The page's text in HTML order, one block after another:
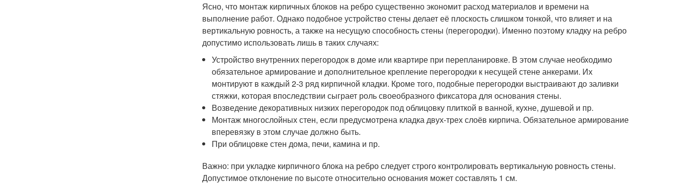
Ясно, что монтаж кирпичных блоков на ребро существенно экономит расход материалов и времени на
выполнение работ. Однако подобное устройство стены делает её плоскость слишком тонкой, что влияет и на
вертикальную ровность, а также на несущую способность стены (перегородки). Именно поэтому кладку на ребро
допустимо использовать лишь в таких случаях:
Устройство внутренних перегородок в доме или квартире при перепланировке. В этом случае необходимо
обязательное армирование и дополнительное крепление перегородки к несущей стене анкерами. Их
монтируют в каждый 2-3 ряд кирпичной кладки. Кроме того, подобные перегородки выстраивают до заливки
стяжки, которая впоследствии сыграет роль своеобразного фиксатора для основания стены.
Возведение декоративных низких перегородок под облицовку плиткой в ванной, кухне, душевой и пр.
Монтаж многослойных стен, если предусмотрена кладка двух-трех слоёв кирпича. Обязательное армирование
вперевязку в этом случае должно быть.
При облицовке стен дома, печи, камина и пр.
Важно: при укладке кирпичного блока на ребро следует строго контролировать вертикальную ровность стены.
Допустимое отклонение по высоте относительно основания может составлять 1 см.